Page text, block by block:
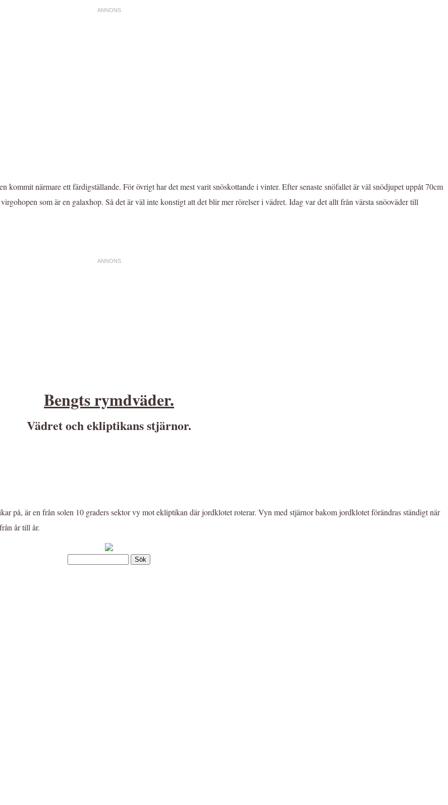
kommit närmare ett färdigställande. För övrigt har det mest varit snöskottande i vinter. Efter senaste snöfallet är väl snödjupet uppåt 70cm
som är en galaxhop. Så det är väl inte konstigt att det blir mer rörelser i vädret. Idag var det allt från värsta snöoväder till
Bengts rymdväder.
Vädret och ekliptikans stjärnor.
på, är en från solen 10 graders sektor vy mot ekliptikan där jordklotet roterar. Vyn med stjärnor bakom jordklotet förändras ständigt när
år till år.